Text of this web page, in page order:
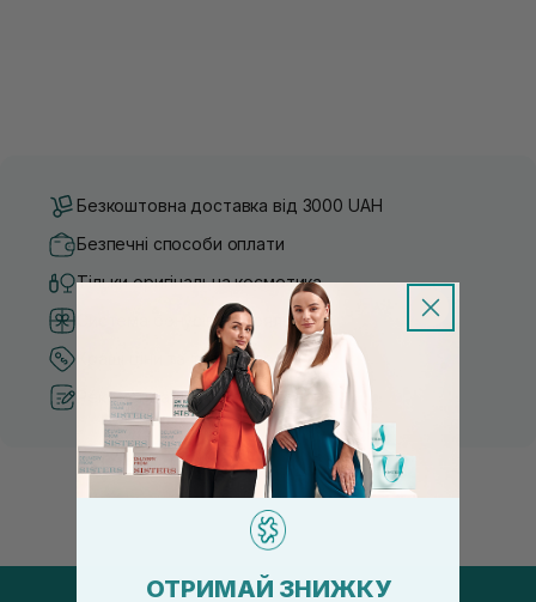
Безкоштовна доставка від 3000 UAH
Безпечні способи оплати
Тільки оригінальна косметика
Система бонусів та лояльності
Кращі ціни та топ товари
Рекомендації від косметологів
ОТРИМАЙ ЗНИЖКУ